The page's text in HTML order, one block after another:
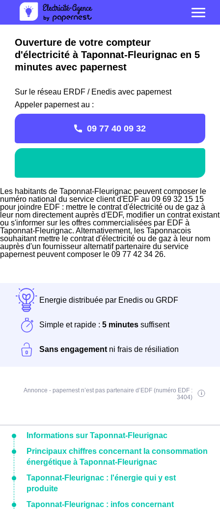
Ouverture de votre compteur
d'électricité à Taponnat-Fleurignac en 5
minutes avec papernest
Sur le réseau ERDF / Enedis avec papernest
Appeler papernest au :
09 77 40 09 32
Les habitants de Taponnat-Fleurignac peuvent composer le
numéro national du service client d'EDF au 09 69 32 15 15
pour joindre EDF : mettre le contrat d'électricité ou de gaz à
leur nom directement auprès d'EDF, modifier un contrat existant
ou s'informer sur les offres commercialisées par EDF à
Taponnat-Fleurignac. Alternativement, les Taponnacois
souhaitant mettre le contrat d'électricité ou de gaz à leur nom
auprès d'un fournisseur alternatif partenaire du service
papernest peuvent composer le 09 77 42 34 26.
Energie distribuée par Enedis ou GRDF
Simple et rapide : 5 minutes suffisent
Sans engagement ni frais de résiliation
Annonce - papernest n’est pas partenaire d’EDF (numéro EDF :
3404)
Informations sur Taponnat-Fleurignac
Principaux chiffres concernant la consommation
énergétique à Taponnat-Fleurignac
Taponnat-Fleurignac : l'énergie qui y est
produite
Taponnat-Fleurignac : infos concernant